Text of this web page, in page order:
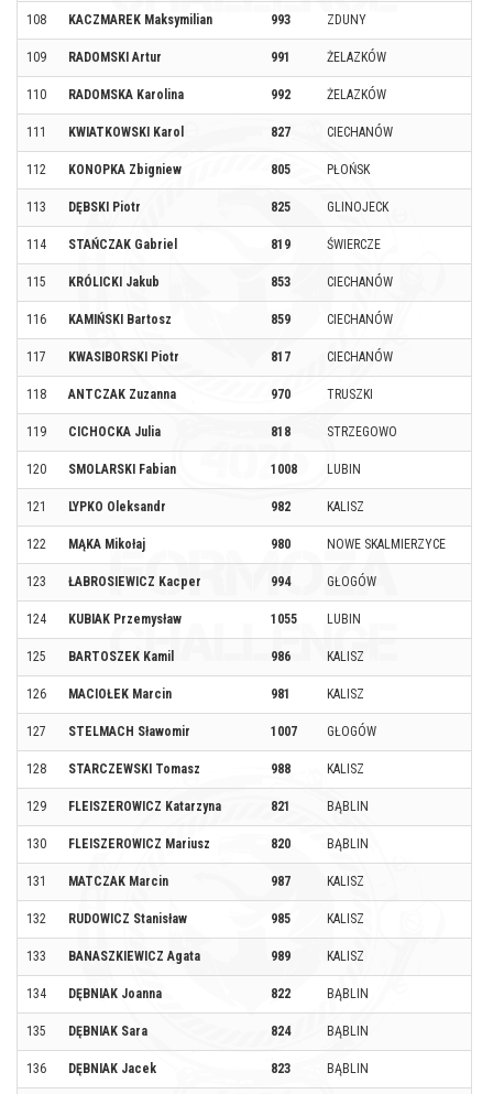
108 KACZMAREK Maksymilian 993 ZDUNY
109 RADOMSKI Artur 991 ŻELAZKÓW
110 RADOMSKA Karolina 992 ŻELAZKÓW
111 KWIATKOWSKI Karol 827 CIECHANÓW
112 KONOPKA Zbigniew 805 PŁOŃSK
113 DĘBSKI Piotr 825 GLINOJECK
114 STAŃCZAK Gabriel 819 ŚWIERCZE
115 KRÓLICKI Jakub 853 CIECHANÓW
116 KAMIŃSKI Bartosz 859 CIECHANÓW
117 KWASIBORSKI Piotr 817 CIECHANÓW
118 ANTCZAK Zuzanna 970 TRUSZKI
119 CICHOCKA Julia 818 STRZEGOWO
120 SMOLARSKI Fabian 1008 LUBIN
121 LYPKO Oleksandr 982 KALISZ
122 MĄKA Mikołaj 980 NOWE SKALMIERZYCE
123 ŁABROSIEWICZ Kacper 994 GŁOGÓW
124 KUBIAK Przemysław 1055 LUBIN
125 BARTOSZEK Kamil 986 KALISZ
126 MACIOŁEK Marcin 981 KALISZ
127 STELMACH Sławomir 1007 GŁOGÓW
128 STARCZEWSKI Tomasz 988 KALISZ
129 FLEISZEROWICZ Katarzyna 821 BĄBLIN
130 FLEISZEROWICZ Mariusz 820 BĄBLIN
131 MATCZAK Marcin 987 KALISZ
132 RUDOWICZ Stanisław 985 KALISZ
133 BANASZKIEWICZ Agata 989 KALISZ
134 DĘBNIAK Joanna 822 BĄBLIN
135 DĘBNIAK Sara 824 BĄBLIN
136 DĘBNIAK Jacek 823 BĄBLIN